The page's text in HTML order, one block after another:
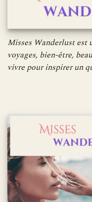
Misses Wanderlust est
voyages, bien-être,
vivre pour inspirer un